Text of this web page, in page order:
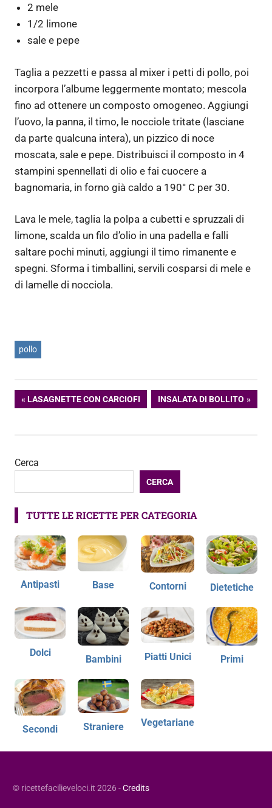
2 mele
1/2 limone
sale e pepe
Taglia a pezzetti e passa al mixer i petti di pollo, poi
incorpora l’albume leggermente montato; mescola
fino ad ottenere un composto omogeneo. Aggiungi
l’uovo, la panna, il timo, le nocciole tritate (lasciane
da parte qualcuna intera), un pizzico di noce
moscata, sale e pepe. Distribuisci il composto in 4
stampini spennellati di olio e fai cuocere a
bagnomaria, in forno già caldo a 190° C per 30.
Lava le mele, taglia la polpa a cubetti e spruzzali di
limone, scalda un filo d’olio in una padella e falli
saltare pochi minuti, aggiungi il timo rimanente e
spegni. Sforma i timballini, servili cosparsi di mele e
di lamelle di nocciola.
pollo
Navigazione
ARTICOLO
LASAGNETTE CON CARCIOFI
ARTICOLO
INSALATA DI BOLLITO
Cerca
CERCA
TUTTE LE RICETTE PER CATEGORIA
Antipasti Base Contorni Dietetiche
Dolci
Bambini Piatti Unici Primi
Secondi Straniere Vegetariane
© ricettefacilieveloci.it 2026 -Credits